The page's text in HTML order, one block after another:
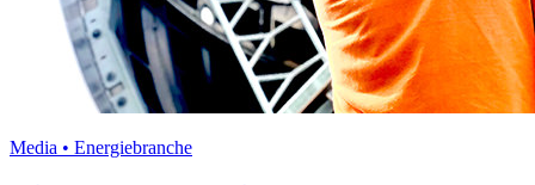
Media • Energiebranche